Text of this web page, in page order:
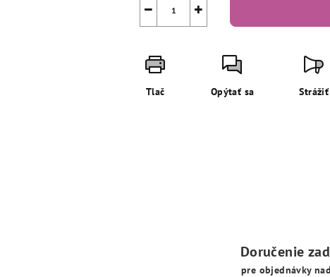
+
−
Tlač Opýtať sa Strážiť
Doručenie
pre objednávky